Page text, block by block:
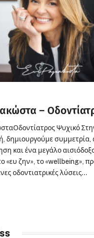
–
Ψυχικό
δημιουργούμε συμμετρία,
και ένα μεγάλο
«ευ ζην», το «wellbeing»,
οδοντιατρικές λύσεις…